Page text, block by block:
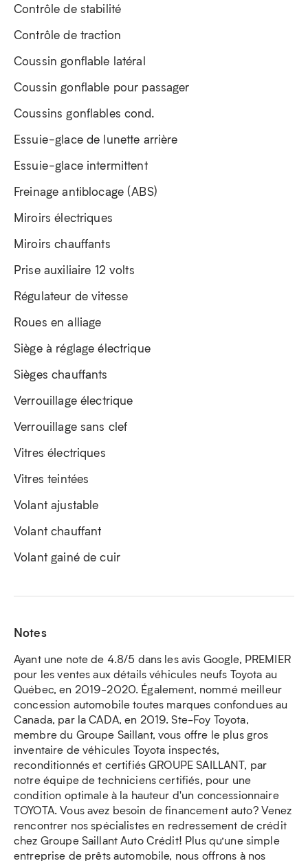
Contrôle de stabilité
Contrôle de traction
Coussin gonflable latéral
Coussin gonflable pour passager
Coussins gonflables cond.
Essuie-glace de lunette arrière
Essuie-glace intermittent
Freinage antiblocage (ABS)
Miroirs électriques
Miroirs chauffants
Prise auxiliaire 12 volts
Régulateur de vitesse
Roues en alliage
Siège à réglage électrique
Sièges chauffants
Verrouillage électrique
Verrouillage sans clef
Vitres électriques
Vitres teintées
Volant ajustable
Volant chauffant
Volant gainé de cuir
Notes
Ayant une note de 4.8/5 dans les avis Google, PREMIER
pour les ventes aux détails véhicules neufs Toyota au
Québec, en 2019-2020. Également, nommé meilleur
concession automobile toutes marques confondues au
Canada, par la CADA, en 2019. Ste-Foy Toyota,
membre du Groupe Saillant, vous offre le plus gros
inventaire de véhicules Toyota inspectés,
reconditionnés et certifiés GROUPE SAILLANT, par
notre équipe de techniciens certifiés, pour une
condition optimale à la hauteur d'un concessionnaire
TOYOTA. Vous avez besoin de financement auto? Venez
rencontrer nos spécialistes en redressement de crédit
chez Groupe Saillant Auto Crédit! Plus qu’une simple
entreprise de prêts automobile, nous offrons à nos